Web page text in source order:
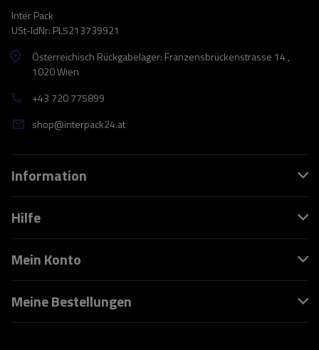
Inter Pack
USt-IdNr: PL5213739921
Österreichisch Rückgabelager: Franzensbrückenstrasse 14 ,
1020 Wien
+43 720 775899
shop@interpack24.at
Information
Hilfe
Mein Konto
Meine Bestellungen